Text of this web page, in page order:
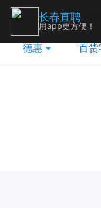
德惠 百货
长春直聘
用app更方便！